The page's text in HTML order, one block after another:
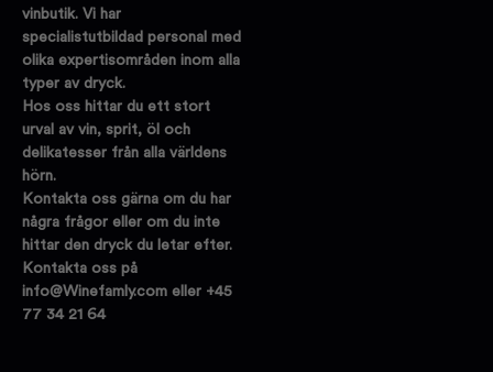
vinbutik. Vi har
specialistutbildad personal med
olika expertisområden inom alla
typer av dryck.
Hos oss hittar du ett stort
urval av vin, sprit, öl och
delikatesser från alla världens
hörn.
Kontakta oss gärna om du har
några frågor eller om du inte
hittar den dryck du letar efter.
Kontakta oss på
info@Winefamly.com eller +45
77 34 21 64